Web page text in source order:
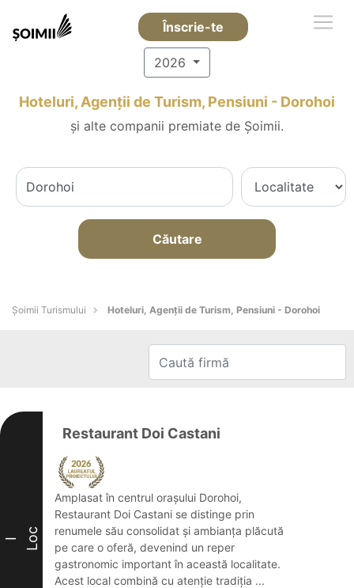
Înscrie-te
2026
Hoteluri, Agenții de Turism, Pensiuni - Dorohoi
și alte companii premiate de Șoimii.
Căutare
Șoimii Turismului Hoteluri, Agenții de Turism, Pensiuni - Dorohoi
I Loc
Restaurant Doi Castani
Amplasat în centrul orașului Dorohoi,
Restaurant Doi Castani se distinge prin
renumele său consolidat și ambianța plăcută
pe care o oferă, devenind un reper
gastronomic important în această localitate.
Acest local combină cu atenție tradiția ...